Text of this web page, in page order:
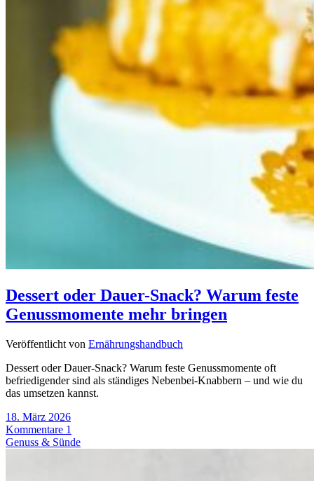
Dessert oder Dauer-Snack? Warum feste
Genussmomente mehr bringen
Veröffentlicht von Ernährungshandbuch
Dessert oder Dauer-Snack? Warum feste Genussmomente oft
befriedigender sind als ständiges Nebenbei-Knabbern – und wie du
das umsetzen kannst.
18. März 2026
Kommentare 1
Genuss & Sünde